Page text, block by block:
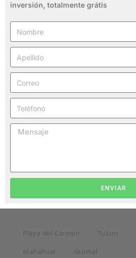
inversión, totalmente grátis
ENVIAR
Playa del Carmen Tulum
Mahahual
Akumal